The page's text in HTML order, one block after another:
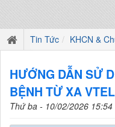
Tin Tức KHCN &
HƯỚNG DẪN SỬ
BỆNH TỪ XA
Thứ ba - 10/02/2026 15:54